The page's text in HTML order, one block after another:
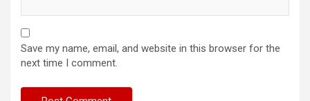
Save my name, email, and website in this browser for the
next time I comment.